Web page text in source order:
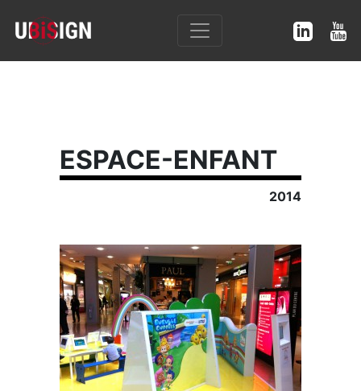
ESPACE-ENFANT
2014